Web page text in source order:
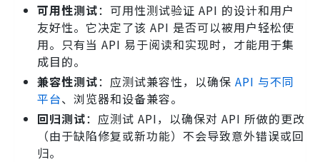
可用性测试：可用性测试验证 API 的设计和用户
友好性。它决定了该 API 是否可以被用户轻松使
用。只有当 API 易于阅读和实现时，才能用于集
成目的。
兼容性测试：应测试兼容性，以确保 API 与不同
平台、浏览器和设备兼容。
回归测试：应测试 API，以确保对 API 所做的更改
（由于缺陷修复或新功能）不会导致意外错误或回
归。